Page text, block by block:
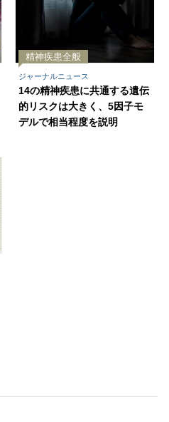
精神疾患全般
ジャーナルニュース
14の精神疾患に共通する遺伝
的リスクは大きく、5因子モ
デルで相当程度を説明